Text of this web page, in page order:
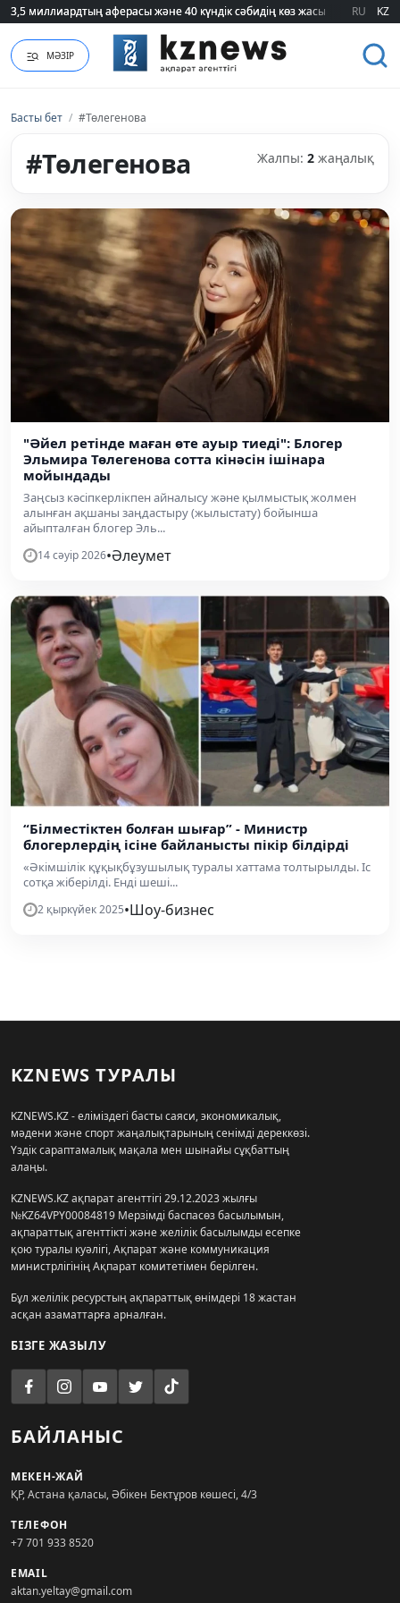
3,5 миллиардтың аферасы және 40 күндік сәбидің көз жасы:
3,5 миллиардтың аферасы және 40 күндік сәбидің көз жасы: RU KZ
МӘЗІР
Басты бет / #Төлегенова
#Төлегенова Жалпы: 2 жаңалық
"Әйел ретінде маған өте ауыр тиеді": Блогер
Эльмира Төлегенова сотта кінәсін ішінара
мойындады
Заңсыз кәсіпкерлікпен айналысу және қылмыстық жолмен
алынған ақшаны заңдастыру (жылыстату) бойынша
айыпталған блогер Эль...
14 сәуір 2026•Әлеумет
“Білместіктен болған шығар” - Министр
блогерлердің ісіне байланысты пікір білдірді
«Әкімшілік құқықбұзушылық туралы хаттама толтырылды. Іс
сотқа жіберілді. Енді шеші...
2 қыркүйек 2025•Шоу-бизнес
KZNEWS ТУРАЛЫ
KZNEWS.KZ - еліміздегі басты саяси, экономикалық,
мәдени және спорт жаңалықтарының сенімді дереккөзі.
Үздік сараптамалық мақала мен шынайы сұқбаттың
алаңы.
KZNEWS.KZ ақпарат агенттігі 29.12.2023 жылғы
№KZ64VPY00084819 Мерзімді баспасөз басылымын,
ақпараттық агенттікті және желілік басылымды есепке
қою туралы куәлігі, Ақпарат және коммуникация
министрлігінің Ақпарат комитетімен берілген.
Бұл желілік ресурстың ақпараттық өнімдері 18 жастан
асқан азаматтарға арналған.
БІЗГЕ ЖАЗЫЛУ
БАЙЛАНЫС
МЕКЕН-ЖАЙ
ҚР, Астана қаласы, Әбікен Бектұров көшесі, 4/3
ТЕЛЕФОН
+7 701 933 8520
EMAIL
aktan.yeltay@gmail.com